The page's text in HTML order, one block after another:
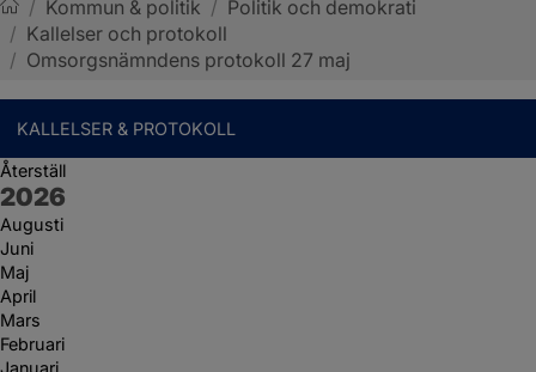
Sotenäs kommun
/ Kommun & politik / Politik och demokrati
/ Kallelser och protokoll
/ Omsorgsnämndens protokoll 27 maj
KALLELSER & PROTOKOLL
Återställ
År:
2026
Augusti
Juni
Maj
April
Mars
Februari